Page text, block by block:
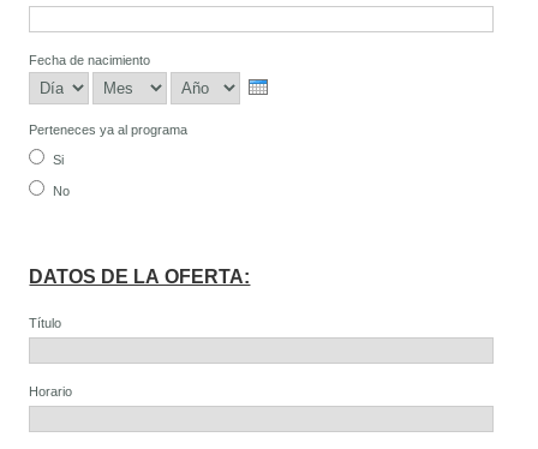
Fecha de nacimiento
Día
Mes Año
Perteneces ya al programa
Si
No
DATOS DE LA OFERTA:
Título
Horario